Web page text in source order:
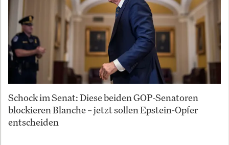
Schock im Senat: Diese beiden GOP-Senatoren
blockieren Blanche – jetzt sollen Epstein-Opfer
entscheiden